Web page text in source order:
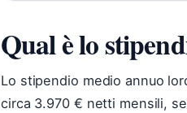
Qual è lo
Lo stipendio medio annuo
circa 3.970 € netti mensili,